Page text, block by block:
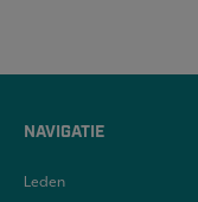
NAVIGATIE
Leden